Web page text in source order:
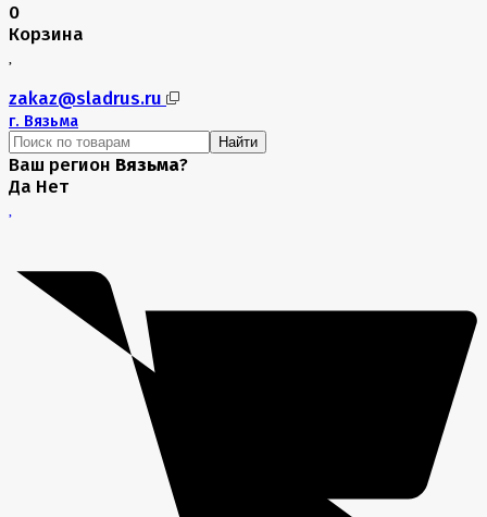
0
Корзина
zakaz@sladrus.ru
г. Вязьма
Найти
Ваш регион Вязьма?
Да Нет